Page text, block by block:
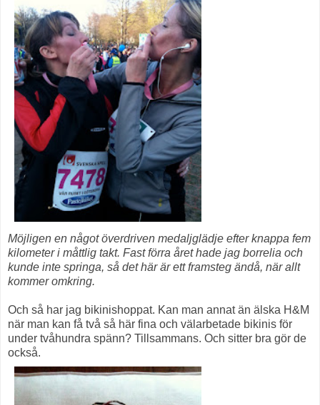
Möjligen en något överdriven medaljglädje efter knappa fem
kilometer i måttlig takt. Fast förra året hade jag borrelia och
kunde inte springa, så det här är ett framsteg ändå, när allt
kommer omkring.
Och så har jag bikinishoppat. Kan man annat än älska H&M
när man kan få två så här fina och välarbetade bikinis för
under tvåhundra spänn? Tillsammans. Och sitter bra gör de
också.